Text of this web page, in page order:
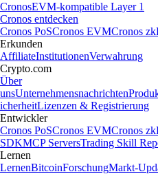
CronosEVM-kompatible Layer 1
Cronos entdecken
Cronos PoSCronos EVMCronos
Erkunden
AffiliateInstitutionenVerwahrung
Crypto.com
Über
unsUnternehmensnachrichten
icherheitLizenzen & Registrierung
Entwickler
Cronos PoSCronos EVMCronos
SDKMCP ServersTrading Skill
Lernen
LernenBitcoinForschungMarkt-